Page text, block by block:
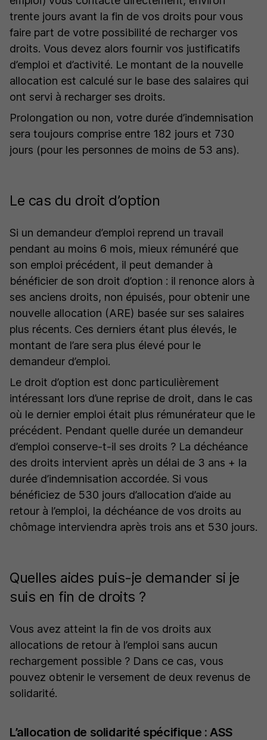
trente jours avant la fin de vos droits pour vous
faire part de votre possibilité de recharger vos
droits. Vous devez alors fournir vos justificatifs
d’emploi et d’activité. Le montant de la nouvelle
allocation est calculé sur le base des salaires qui
ont servi à recharger ses droits.
Prolongation ou non, votre durée d’indemnisation
sera toujours comprise entre 182 jours et 730
jours (pour les personnes de moins de 53 ans).
Le cas du droit d’option
Si un demandeur d’emploi reprend un travail
pendant au moins 6 mois, mieux rémunéré que
son emploi précédent, il peut demander à
bénéficier de son droit d’option : il renonce alors à
ses anciens droits, non épuisés, pour obtenir une
nouvelle allocation (ARE) basée sur ses salaires
plus récents. Ces derniers étant plus élevés, le
montant de l’are sera plus élevé pour le
demandeur d’emploi.
Le droit d’option est donc particulièrement
intéressant lors d’une reprise de droit, dans le cas
où le dernier emploi était plus rémunérateur que le
précédent. Pendant quelle durée un demandeur
d’emploi conserve-t-il ses droits ? La déchéance
des droits intervient après un délai de 3 ans + la
durée d’indemnisation accordée. Si vous
bénéficiez de 530 jours d’allocation d’aide au
retour à l’emploi, la déchéance de vos droits au
chômage interviendra après trois ans et 530 jours.
Quelles aides puis-je demander si je
suis en fin de droits ?
Vous avez atteint la fin de vos droits aux
allocations de retour à l’emploi sans aucun
rechargement possible ? Dans ce cas, vous
pouvez obtenir le versement de deux revenus de
solidarité.
L’allocation de solidarité spécifique : ASS